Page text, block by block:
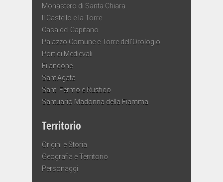
Monastero di Santa Chiara
Il Castello e la Torre
Casa del Capitano
Palazzo Comune e Torre dell’Orologio
Portici Medievali
Filandone
Sant’Agata
Santi Fermo e Rustico
Santuario Madonna della Fiamma
Territorio
Origini e Storia
Geografia e Territorio
Personaggi